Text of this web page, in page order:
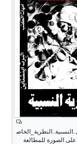
على الصورة للمطالعة